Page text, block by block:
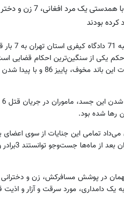
بودند
یکی از سنگین‌ترین احکام قضایی
صادر شده است. راز
رها شده بود.
تمامی این جنایات از سوی
مرحله‌ای
در پوشش مسافرکش، زن و دخترانی
یک دامداری، مورد سرقت و آزار و اذیت